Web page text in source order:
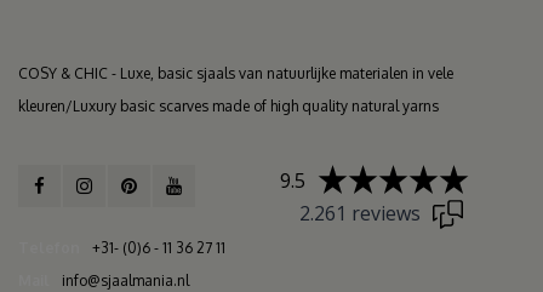
COSY & CHIC - Luxe, basic sjaals van natuurlijke materialen in vele
kleuren/Luxury basic scarves made of high quality natural yarns
+31- (0)6 - 11 36 27 11
info@sjaalmania.nl
9.5
2.261 reviews